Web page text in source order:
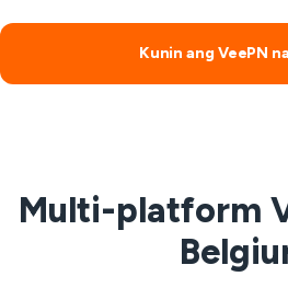
Kunin ang VeePN
Multi-platform